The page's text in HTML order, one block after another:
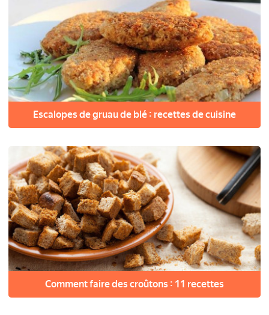
Escalopes de gruau de blé : recettes de cuisine
Comment faire des croûtons : 11 recettes